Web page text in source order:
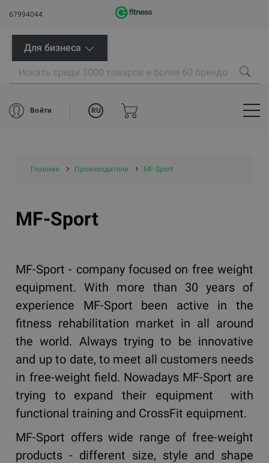
67994044
Для бизнеса
Войти RU
Главная Производители MF-Sport
MF-Sport
MF-Sport - company focused on free weight
equipment. With more than 30 years of
experience MF-Sport been active in the
fitness rehabilitation market in all around
the world. Always trying to be innovative
and up to date, to meet all customers needs
in free-weight field. Nowadays MF-Sport are
trying to expand their equipment with
functional training and CrossFit equipment.
MF-Sport offers wide range of free-weight
products - different size, style and shape